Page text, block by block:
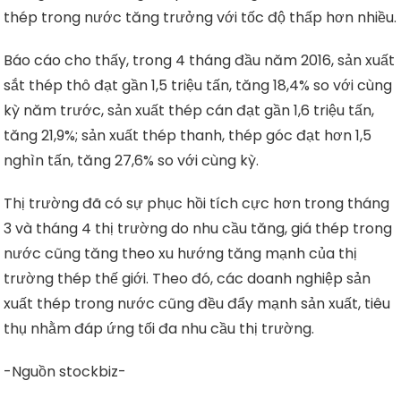
thép trong nước tăng trưởng với tốc độ thấp hơn nhiều.
Báo cáo cho thấy, trong 4 tháng đầu năm 2016, sản xuất
sắt thép thô đạt gần 1,5 triệu tấn, tăng 18,4% so với cùng
kỳ năm trước, sản xuất thép cán đạt gần 1,6 triệu tấn,
tăng 21,9%; sản xuất thép thanh, thép góc đạt hơn 1,5
nghìn tấn, tăng 27,6% so với cùng kỳ.
Thị trường đã có sự phục hồi tích cực hơn trong tháng
3 và tháng 4 thị trường do nhu cầu tăng, giá thép trong
nước cũng tăng theo xu hướng tăng mạnh của thị
trường thép thế giới. Theo đó, các doanh nghiệp sản
xuất thép trong nước cũng đều đẩy mạnh sản xuất, tiêu
thụ nhằm đáp ứng tối đa nhu cầu thị trường.
-Nguồn stockbiz-